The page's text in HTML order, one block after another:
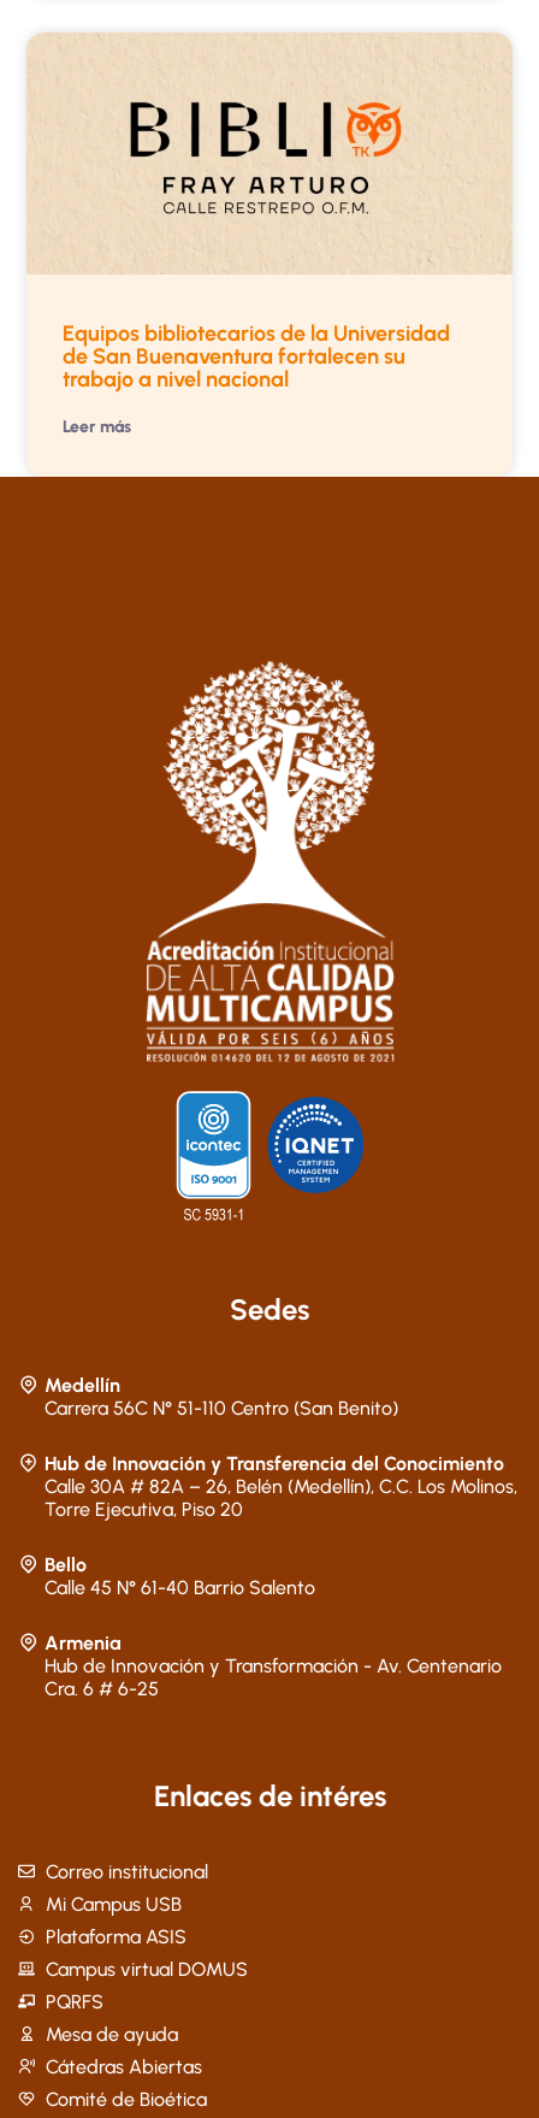
Equipos bibliotecarios de la Universidad
de San Buenaventura fortalecen su
trabajo a nivel nacional
Leer más
Sedes
Medellín
Carrera 56C N° 51-110 Centro (San Benito)
Hub de Innovación y Transferencia del Conocimiento
Calle 30A # 82A – 26, Belén (Medellín), C.C. Los Molinos,
Torre Ejecutiva, Piso 20
Bello
Calle 45 N° 61-40 Barrio Salento
Armenia
Hub de Innovación y Transformación - Av. Centenario
Cra. 6 # 6-25
Enlaces de intéres
Correo institucional
Mi Campus USB
Plataforma ASIS
Campus virtual DOMUS
PQRFS
Mesa de ayuda
Cátedras Abiertas
Comité de Bioética